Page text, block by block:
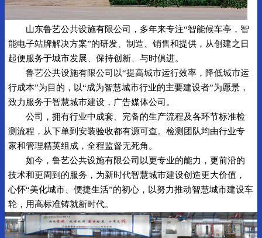
山东鲁艺公共设施有限公司，多年来专注“智能候车亭，智
能电子站牌解决方案”的研发、制造、销售和提供，从创建之日
起便服务于城市发展、保持创新、与时俱进。
鲁艺公共设施有限公司以“提高城市运行效率，降低城市运
行成本”为目的，以“成为智慧城市行业的主要建设者”为愿景，
致力服务于智慧城市建设，广告媒体公司。
公司，拥有行业中成套、完备的生产流程及各环节标准检
测流程，从下单到安装验收都有源可查。检测团队均由行业专
家和管理精英组成，全程监督无死角。
如今，鲁艺公共设施有限公司以更专业的能力，更前沿的
技术和更周到的服务，为新时代智慧城市建设创造更大价值，
心怀“美化城市、便捷生活”的初心，以努力推动智慧城市建设车
轮，用高标准铸就新时代。